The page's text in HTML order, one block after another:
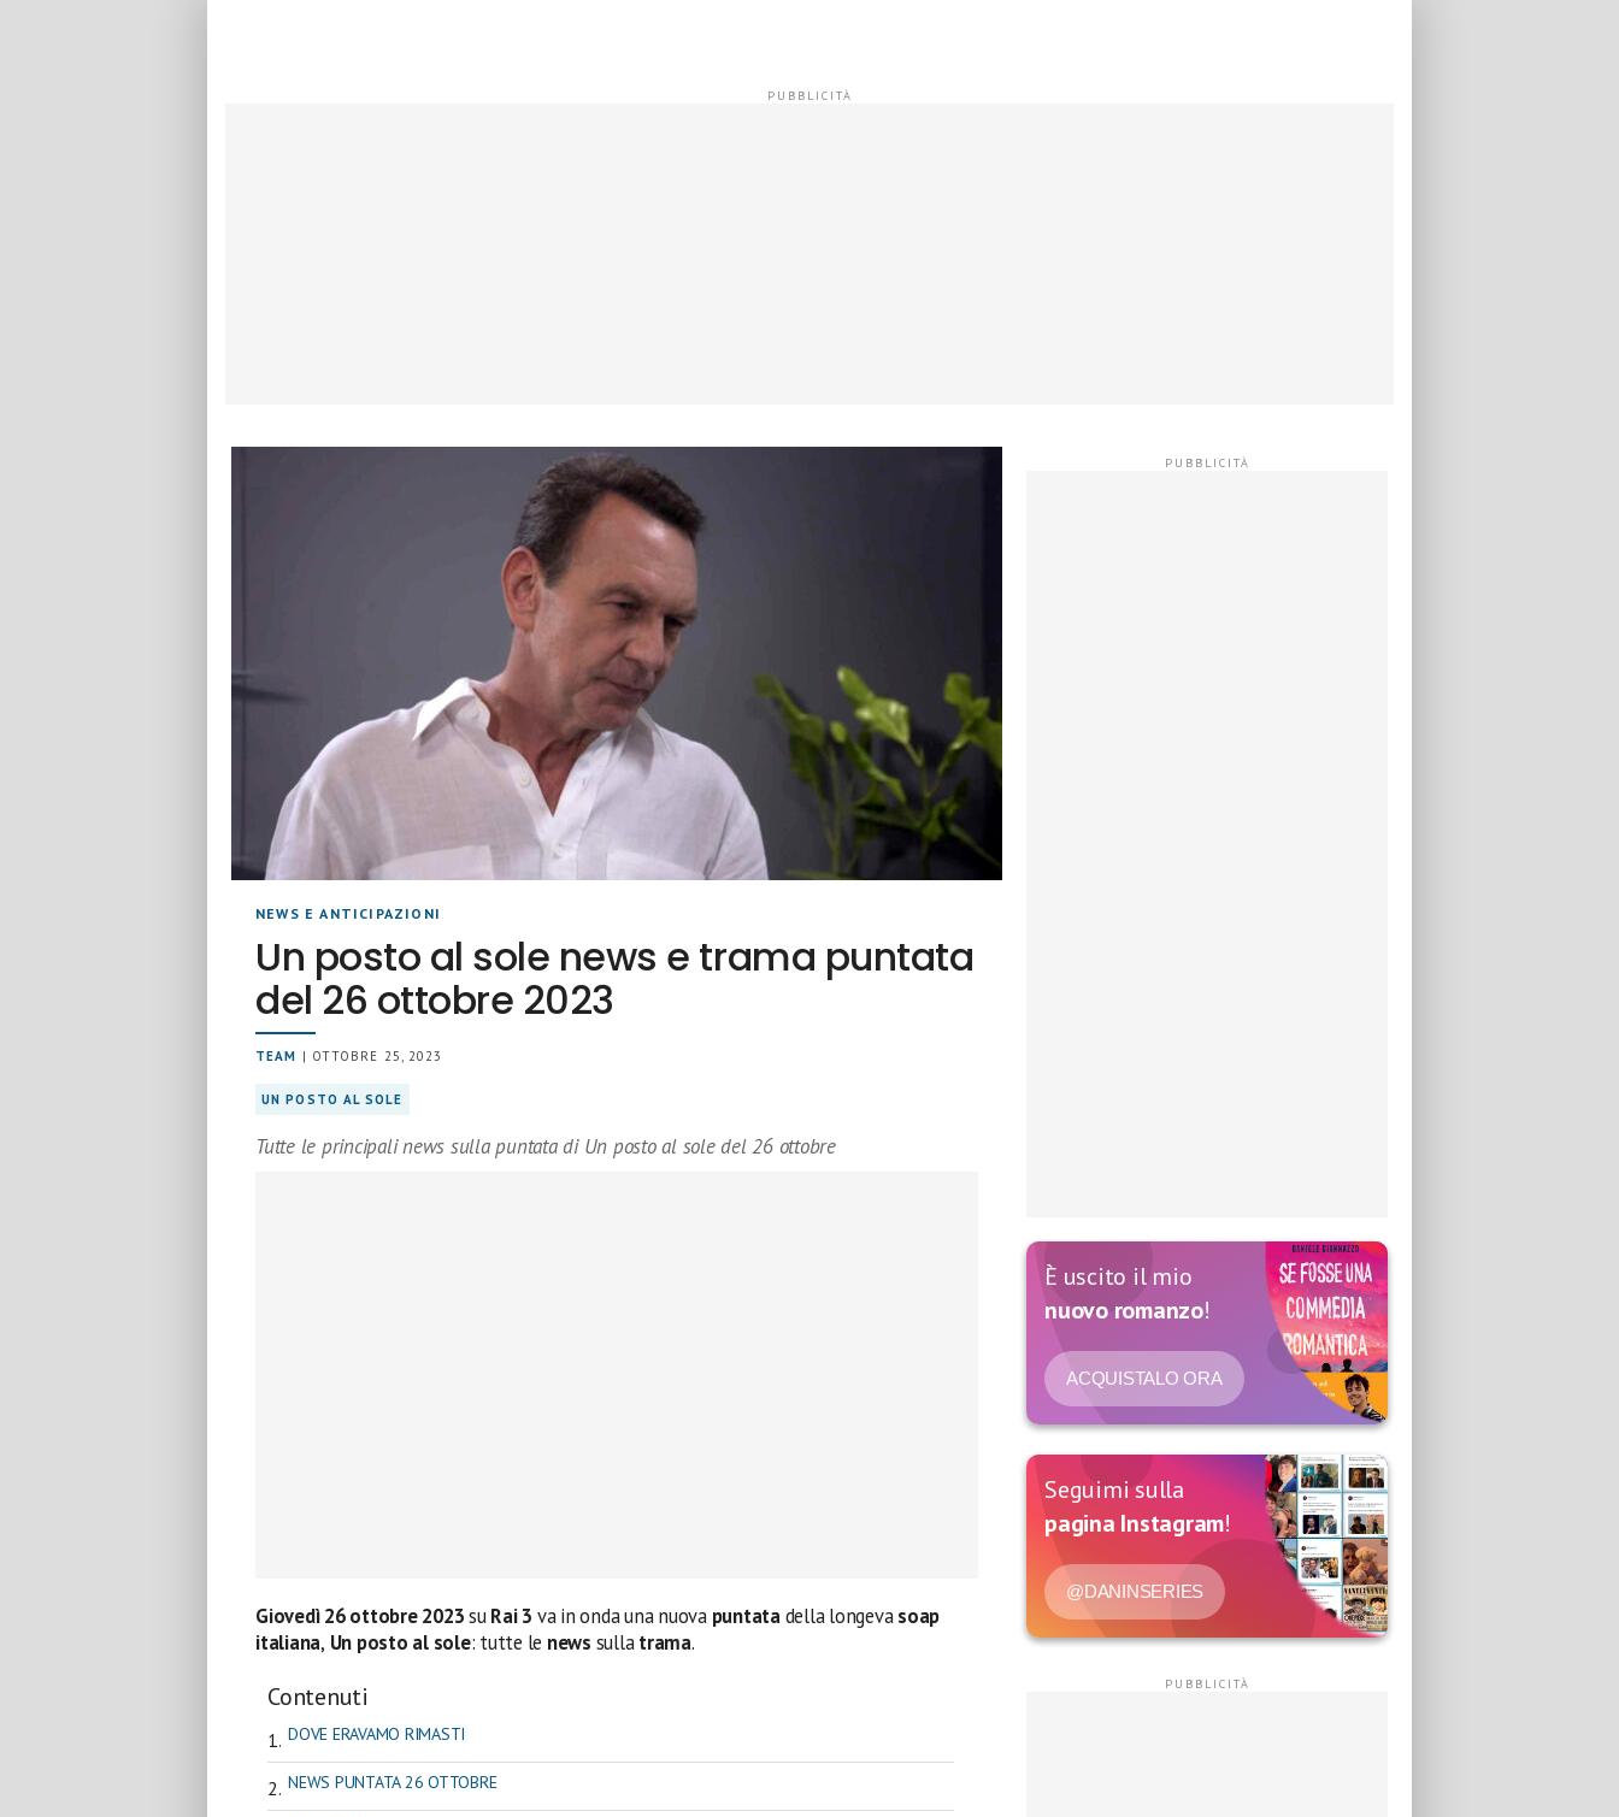
NEWS E ANTICIPAZIONI
Un posto al sole news e trama puntata
del 26 ottobre 2023
TEAM | OTTOBRE 25, 2023
UN POSTO AL SOLE
Tutte le principali news sulla puntata di Un posto al sole del 26 ottobre
Giovedì 26 ottobre 2023suRai 3 va in onda una nuovapuntatadella longevasoap
italiana, Un posto al sole: tutte le news sullatrama.
Contenuti
DOVE ERAVAMO RIMASTI
NEWS PUNTATA 26 OTTOBRE
È uscito il mio
nuovo romanzo!
ACQUISTALO ORA
Seguimi sulla
pagina Instagram!
@DANINSERIES